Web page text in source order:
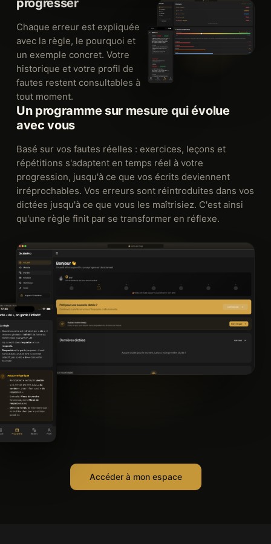
progresser
Chaque erreur est expliquée
avec la règle, le pourquoi et
un exemple concret. Votre
historique et votre profil de
fautes restent consultables à
tout moment.
Un programme sur mesure qui évolue
avec vous
Basé sur vos fautes réelles : exercices, leçons et
répétitions s'adaptent en temps réel à votre
progression, jusqu'à ce que vos écrits deviennent
irréprochables. Vos erreurs sont réintroduites dans vos
dictées jusqu'à ce que vous les maîtrisiez. C'est ainsi
qu'une règle finit par se transformer en réflexe.
Accéder à mon espace